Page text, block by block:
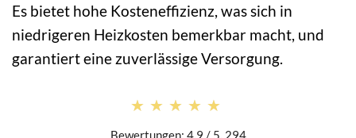
Es bietet hohe Kosteneffizienz, was sich in
niedrigeren Heizkosten bemerkbar macht, und
garantiert eine zuverlässige Versorgung.
★★★★★
★★★★★
Bewertungen: 4.9 / 5. 294